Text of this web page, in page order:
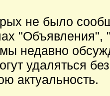
не было
недавно
удаляться
актуальность.